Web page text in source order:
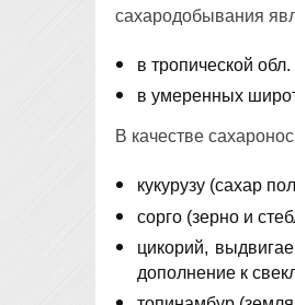
сахародобывания
в тропической
в умеренных
В качестве
кукурузу (сахар
сорго (зерно и
цикорий,
дополнение к